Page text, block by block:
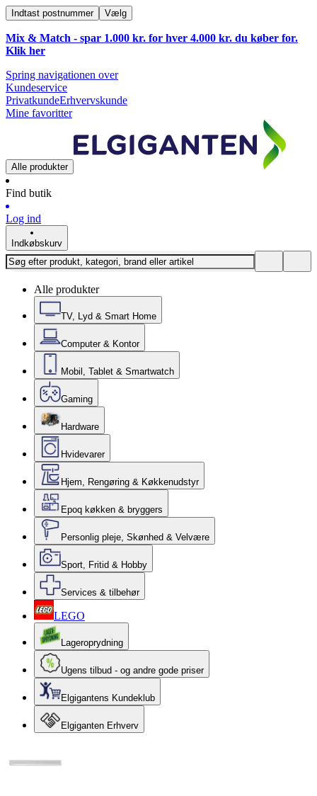
Indtast postnummer Vælg
Mix & Match - spar 1.000 kr. for hver 4.000 kr. du køber for.
Klik her
Spring navigationen over
Kundeservice
PrivatkundeErhvervskunde
Mine favoritter
Alle produkter
Find butik
Log ind
Indkøbskurv
Alle produkter
TV, Lyd & Smart Home
Computer & Kontor
Mobil, Tablet & Smartwatch
Gaming
Hardware
Hvidevarer
Hjem, Rengøring & Køkkenudstyr
Epoq køkken & bryggers
Personlig pleje, Skønhed & Velvære
Sport, Fritid & Hobby
Services & tilbehør
LEGO
Lageroprydning
Ugens tilbud - og andre gode priser
Elgigantens Kundeklub
Elgiganten Erhverv